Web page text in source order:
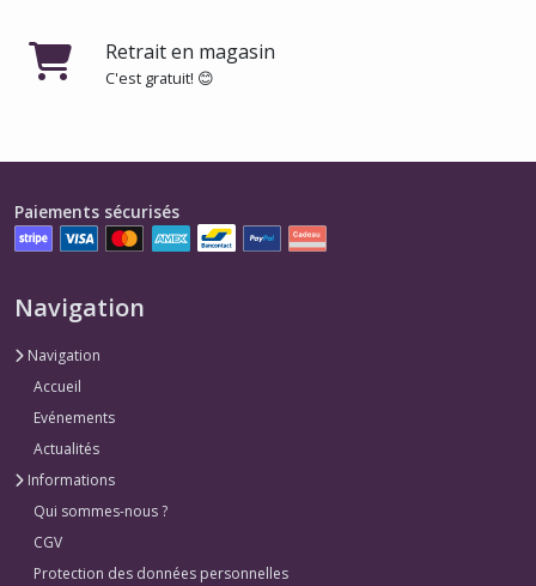
Retrait en magasin
C'est gratuit! 😊
Paiements sécurisés
Navigation
Navigation
Accueil
Evénements
Actualités
Informations
Qui sommes-nous ?
CGV
Protection des données personnelles